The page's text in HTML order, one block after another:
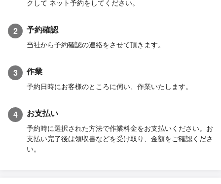
クして ネット予約をしてください。
2 予約確認
当社から予約確認の連絡をさせて頂きます。
3 作業
予約日時にお客様のところに伺い、作業いたします。
4 お支払い
予約時に選択された方法で作業料金をお支払いください。お
支払い完了後は領収書などを受け取り、金額をご確認くださ
い。